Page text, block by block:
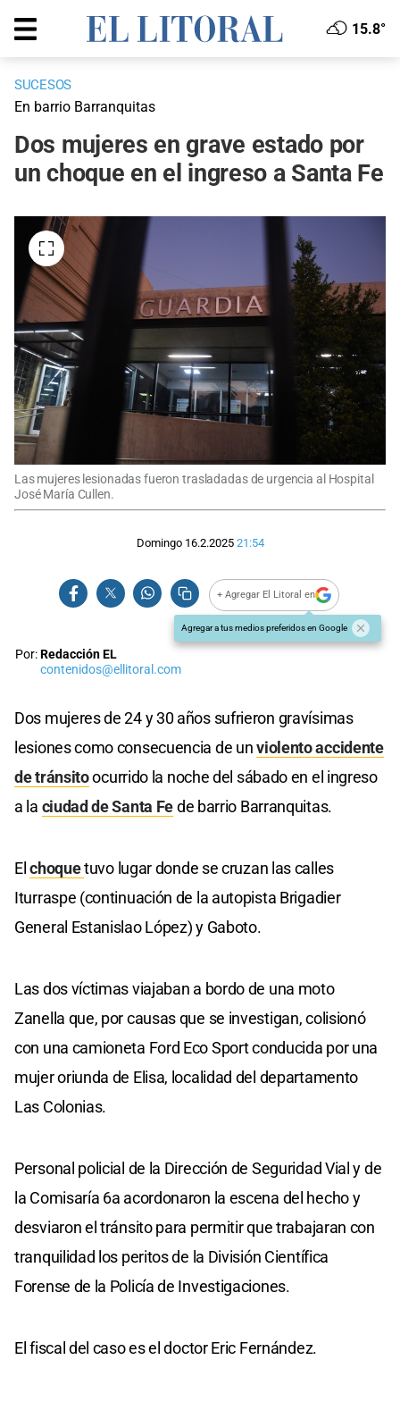
15.8°
SUCESOS
En barrio Barranquitas
Dos mujeres en grave estado por
un choque en el ingreso a Santa Fe
Las mujeres lesionadas fueron trasladadas de urgencia al Hospital
José María Cullen.
Domingo 16.2.2025 21:54
+ Agregar El Litoral en
Agregar a tus medios preferidos en Google
Por:Redacción EL
contenidos@ellitoral.com
Dos mujeres de 24 y 30 años sufrieron gravísimas
lesiones como consecuencia de unviolento accidente
de tránsitoocurrido la noche del sábado en el ingreso
a la ciudad de Santa Fede barrio Barranquitas.
Elchoquetuvo lugar donde se cruzan las calles
Iturraspe (continuación de la autopista Brigadier
General Estanislao López) y Gaboto.
Las dos víctimas viajaban a bordo de una moto
Zanella que, por causas que se investigan, colisionó
con una camioneta Ford Eco Sport conducida por una
mujer oriunda de Elisa, localidad del departamento
Las Colonias.
Personal policial de la Dirección de Seguridad Vial y de
la Comisaría 6a acordonaron la escena del hecho y
desviaron el tránsito para permitir que trabajaran con
tranquilidad los peritos de la División Científica
Forense de la Policía de Investigaciones.
El fiscal del caso es el doctor Eric Fernández.